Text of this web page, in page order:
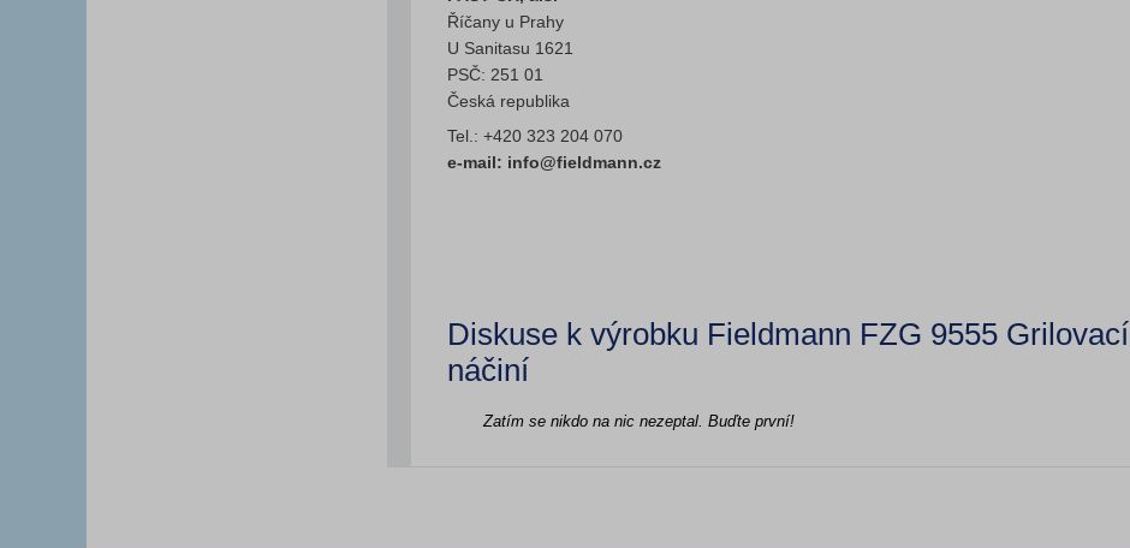
Říčany u Prahy
U Sanitasu 1621
PSČ: 251 01
Česká republika
Tel.: +420 323 204 070
e-mail: info@fieldmann.cz
Diskuse k výrobku Fieldmann FZG 9555 Grilovací
náčiní
Zatím se nikdo na nic nezeptal. Buďte první!